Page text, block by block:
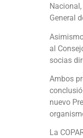
General
al
socias
Ambos
nuevo
La